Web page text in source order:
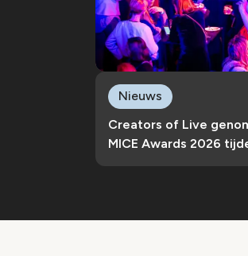
Creators of Live
MICE Awards 2026
Nieuws